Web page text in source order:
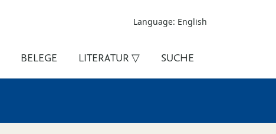
Language: English
BELEGE LITERATUR ▽ SUCHE